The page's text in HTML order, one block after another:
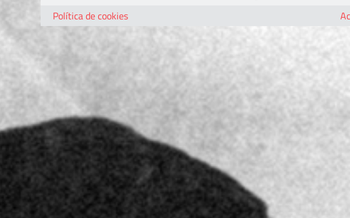
Política de cookies